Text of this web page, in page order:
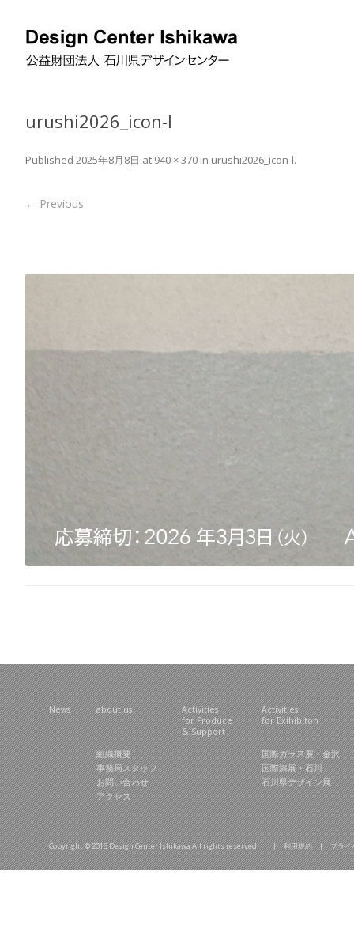
urushi2026_icon-l
Published 2025年8月8日 at 940 × 370 in urushi2026_icon-l.
← Previous
News about us
Activities
for Produce
& Support
Activities
for Exihibiton
組織概要
事務局スタッフ
お問い合わせ
アクセス
国際ガラス展・金沢
国際漆展・石川
石川県デザイン展
Copyright © 2013 Design Center Ishikawa All rights reserved. |利用規約|プライ